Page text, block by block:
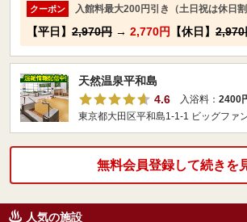
クーポン 入館料最大200円引き（土日祝は休日割
【平日】 2,970円 → 2,770円 【休日】 2,970
天然温泉平和島
4.6
入浴料： 2400
東京都大田区平和島1-1-1 ビッグファ
無料会員登録して続きを
人気の施設